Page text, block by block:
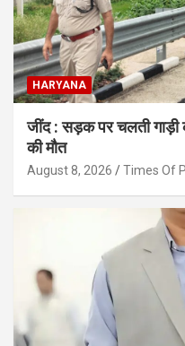
HARYANA
जींद : सड़क पर चलती गाड़ी
की मौत
August 8, 2026 Times Of